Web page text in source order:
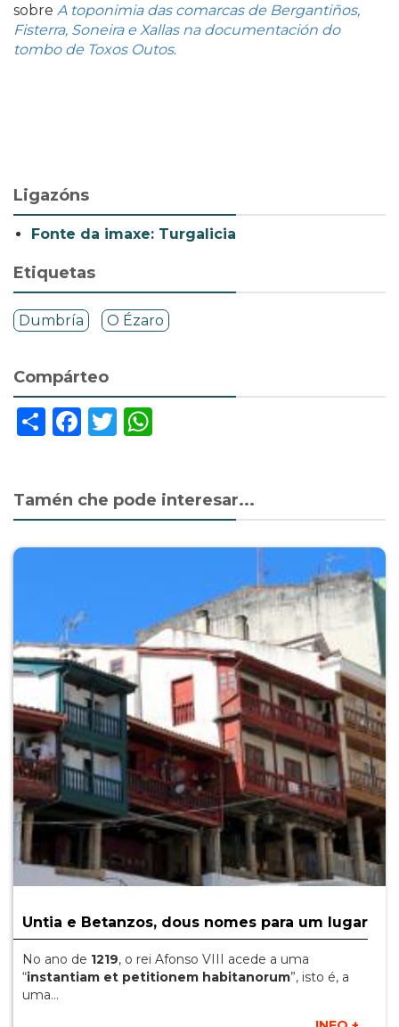
sobre A toponimia das comarcas de Bergantiños,
Fisterra, Soneira e Xallas na documentación do
tombo de Toxos Outos.
Ligazóns
Fonte da imaxe: Turgalicia
Etiquetas
Dumbría O Ézaro
Compárteo
Tamén che pode interesar...
Untia e Betanzos, dous nomes para um lugar
No ano de 1219, o rei Afonso VIII acede a uma
“instantiam et petitionem habitanorum”, isto é, a
uma…